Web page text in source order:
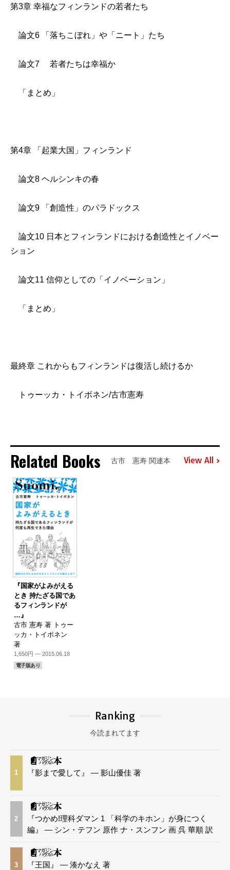
第3章 幸福なフィンランドの若者たち
論文6 「落ちこぼれ」や「ニート」たち
論文7 若者たちは幸福か
「まとめ」
第4章 「起業大国」フィンランド
論文8 ヘルシンキの春
論文9 「創造性」のパラドックス
論文10 日本とフィンランドにおける創造性とイノベー
ション
論文11 信仰としての「イノベーション」
「まとめ」
最終章 これからもフィンランドは復活し続けるか
トゥーッカ・トイボネン/古市憲寿
Related Books 古市 憲寿 関連本 View All
『国家がよみがえる
とき 持たざる国であ
るフィンランドが
…』
古市 憲寿 著 トゥー
ッカ・トイボネン
著
1,650円 — 2015.06.18
電子版あり
Ranking
今読まれてます
1 『影まで愛して』 — 影山優佳 著
2
『つかめ!理科ダマン 1 「科学のキホン」が身につく
編』 — シン・テフン 原作 ナ・スンフン 画 呉 華順 訳
3 『王国』 — 湊かなえ 著